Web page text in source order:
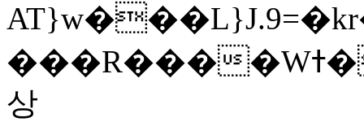
���R����Wߙ���o�O���ӯ��������?
상